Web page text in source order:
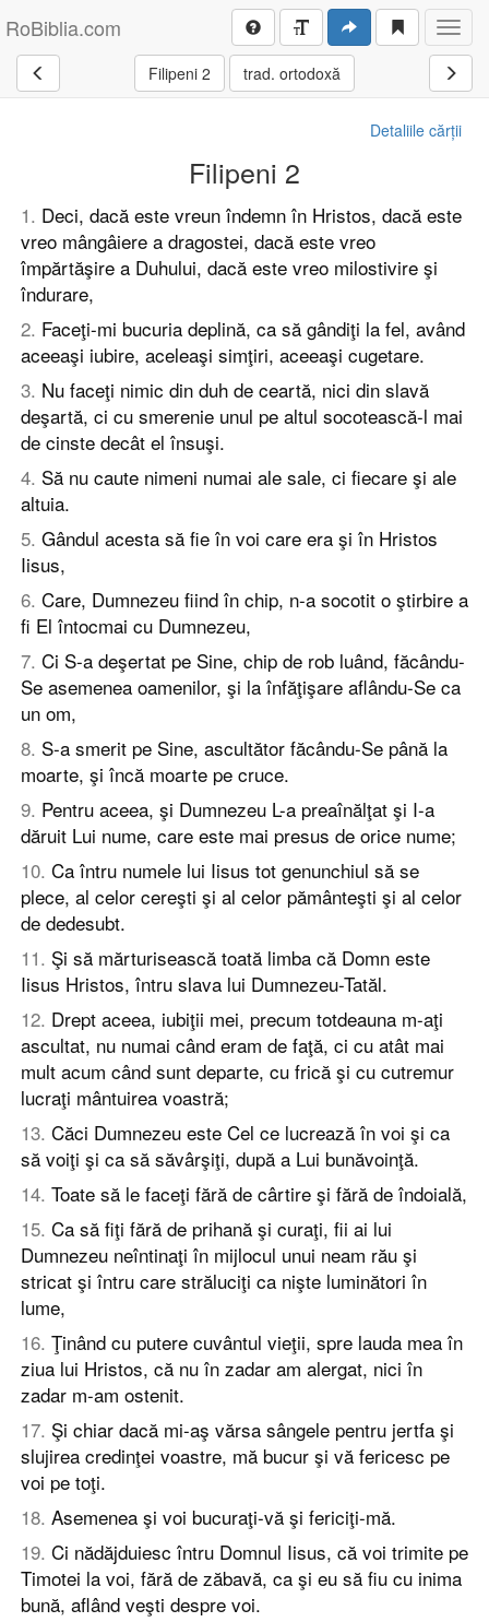
RoBiblia.com
Filipeni 2 trad. ortodoxă
Detaliile cărții
Filipeni 2
1. Deci, dacă este vreun îndemn în Hristos, dacă este
vreo mângâiere a dragostei, dacă este vreo
împărtăşire a Duhului, dacă este vreo milostivire şi
îndurare,
2. Faceţi-mi bucuria deplină, ca să gândiţi la fel, având
aceeaşi iubire, aceleaşi simţiri, aceeaşi cugetare.
3. Nu faceţi nimic din duh de ceartă, nici din slavă
deşartă, ci cu smerenie unul pe altul socotească-l mai
de cinste decât el însuşi.
4. Să nu caute nimeni numai ale sale, ci fiecare şi ale
altuia.
5. Gândul acesta să fie în voi care era şi în Hristos
Iisus,
6. Care, Dumnezeu fiind în chip, n-a socotit o ştirbire a
fi El întocmai cu Dumnezeu,
7. Ci S-a deşertat pe Sine, chip de rob luând, făcându-
Se asemenea oamenilor, şi la înfăţişare aflându-Se ca
un om,
8. S-a smerit pe Sine, ascultător făcându-Se până la
moarte, şi încă moarte pe cruce.
9. Pentru aceea, şi Dumnezeu L-a preaînălţat şi I-a
dăruit Lui nume, care este mai presus de orice nume;
10. Ca întru numele lui Iisus tot genunchiul să se
plece, al celor cereşti şi al celor pământeşti şi al celor
de dedesubt.
11. Şi să mărturisească toată limba că Domn este
Iisus Hristos, întru slava lui Dumnezeu-Tatăl.
12. Drept aceea, iubiţii mei, precum totdeauna m-aţi
ascultat, nu numai când eram de faţă, ci cu atât mai
mult acum când sunt departe, cu frică şi cu cutremur
lucraţi mântuirea voastră;
13. Căci Dumnezeu este Cel ce lucrează în voi şi ca
să voiţi şi ca să săvârşiţi, după a Lui bunăvoinţă.
14. Toate să le faceţi fără de cârtire şi fără de îndoială,
15. Ca să fiţi fără de prihană şi curaţi, fii ai lui
Dumnezeu neîntinaţi în mijlocul unui neam rău şi
stricat şi întru care străluciţi ca nişte luminători în
lume,
16. Ţinând cu putere cuvântul vieţii, spre lauda mea în
ziua lui Hristos, că nu în zadar am alergat, nici în
zadar m-am ostenit.
17. Şi chiar dacă mi-aş vărsa sângele pentru jertfa şi
slujirea credinţei voastre, mă bucur şi vă fericesc pe
voi pe toţi.
18. Asemenea şi voi bucuraţi-vă şi fericiţi-mă.
19. Ci nădăjduiesc întru Domnul Iisus, că voi trimite pe
Timotei la voi, fără de zăbavă, ca şi eu să fiu cu inima
bună, aflând veşti despre voi.